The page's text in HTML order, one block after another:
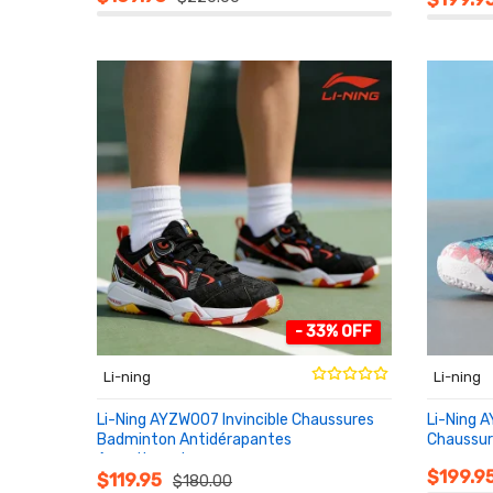
- 33% OFF
Li-ning
Li-Ning AYZW007 Invincible Chaussures
Badminton Antidérapantes
Amortissantes
$119.95 $180.00
Li-ning
Li-Ning